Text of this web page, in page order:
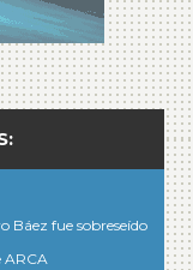
Báez fue sobreseído
ARCA